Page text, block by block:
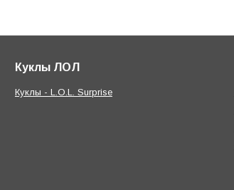
Куклы ЛОЛ
Куклы - L.O.L. Surprise